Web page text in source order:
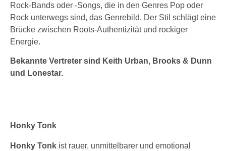
Rock-Bands oder -Songs, die in den Genres Pop oder
Rock unterwegs sind, das Genrebild. Der Stil schlägt eine
Brücke zwischen Roots-Authentizität und rockiger
Energie.
Bekannte Vertreter sind Keith Urban, Brooks & Dunn
und Lonestar.
Honky Tonk
Honky Tonk ist rauer, unmittelbarer und emotional